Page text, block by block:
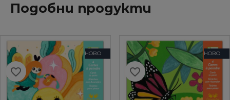
Подобни продукти
НОВО
favorite_border
НОВО
favorite_border